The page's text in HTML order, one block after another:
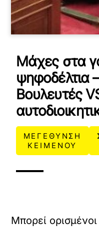
Μάχες στα
ψηφοδέλτια –
Βουλευτές
ΜΕΓΕΘΥΝΣΗ
ΚΕΙΜΕΝΟΥ
Μπορεί